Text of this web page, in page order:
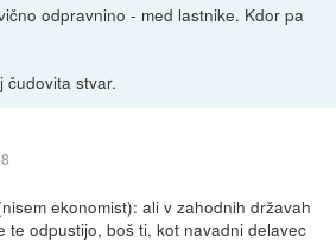
odpravnino - med lastnike. Kdor pa
čudovita stvar.
ekonomist): ali v zahodnih državah
te odpustijo, boš ti, kot navadni delavec